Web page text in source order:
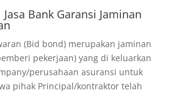
Jasa Bank Garansi Jaminan
(Bid bond) merupakan jaminan
pekerjaan) yang di keluarkan
perusahaan asuransi untuk
pihak Principal/kontraktor telah